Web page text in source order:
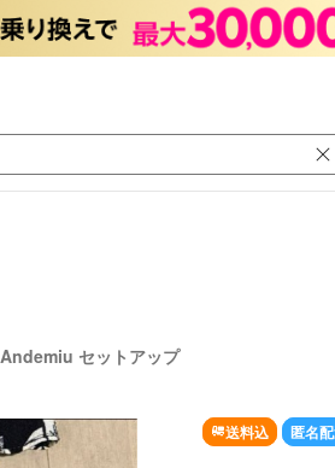
Andemiu セットアップ
送料込 匿名